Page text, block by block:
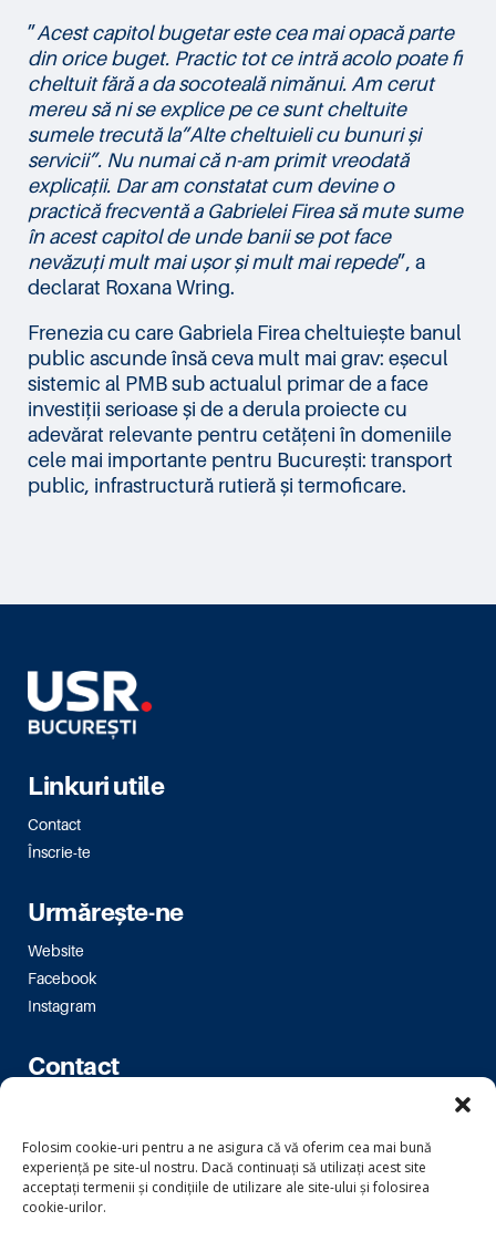
Folosim cookie-uri pentru a ne asigura că vă oferim cea mai bună
experiență pe site-ul nostru. Dacă continuați să utilizați acest site
acceptați termenii și condițiile de utilizare ale site-ului și folosirea
cookie-urilor.
”Acest capitol bugetar este cea mai opacă parte
din orice buget. Practic tot ce intră acolo poate fi
cheltuit fără a da socoteală nimănui. Am cerut
mereu să ni se explice pe ce sunt cheltuite
sumele trecută la”Alte cheltuieli cu bunuri și
servicii”. Nu numai că n-am primit vreodată
explicații. Dar am constatat cum devine o
practică frecventă a Gabrielei Firea să mute sume
în acest capitol de unde banii se pot face
nevăzuți mult mai ușor și mult mai repede”, a
declarat Roxana Wring.
Frenezia cu care Gabriela Firea cheltuiește banul
public ascunde însă ceva mult mai grav: eșecul
sistemic al PMB sub actualul primar de a face
investiții serioase și de a derula proiecte cu
adevărat relevante pentru cetățeni în domeniile
cele mai importante pentru București: transport
public, infrastructură rutieră și termoficare.
Linkuri utile
Contact
Înscrie-te
Urmărește-ne
Website
Facebook
Instagram
Contact
bm.bucuresti@usr.ro